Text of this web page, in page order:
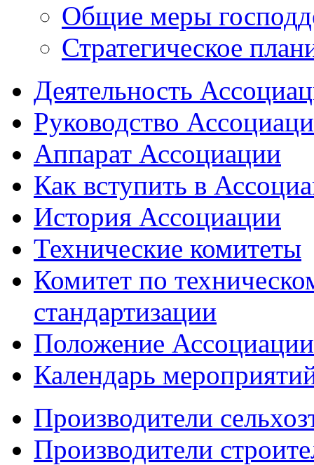
Общие меры
Стратегическое
Деятельность
Руководство
Аппарат Ассоциации
Как вступить в
История Ассоциации
Технические комитеты
Комитет по
стандартизации
Положение
Календарь
Производители
Производители